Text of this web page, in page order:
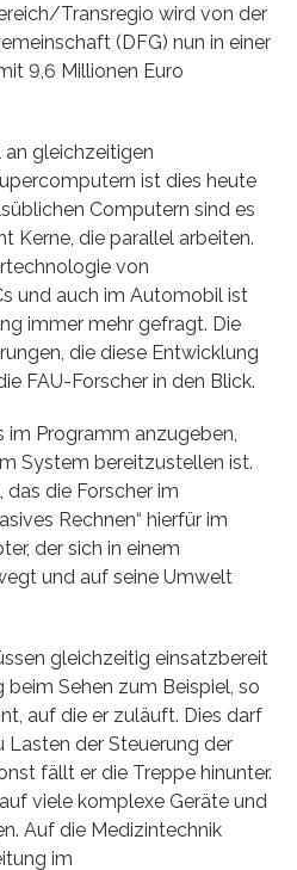
Transregio wird von der
(DFG) nun in einer
9,6 Millionen Euro
an gleichzeitigen
ist dies heute
Computern sind es
Kerne, die parallel arbeiten.
von
und auch im Automobil ist
immer mehr gefragt. Die
die diese Entwicklung
FAU-Forscher in den Blick.
im Programm anzugeben,
System bereitzustellen ist.
das die Forscher im
Rechnen“ hierfür im
der sich in einem
und auf seine Umwelt
gleichzeitig einsatzbereit
beim Sehen zum Beispiel, so
auf die er zuläuft. Dies darf
Lasten der Steuerung der
fällt er die Treppe hinunter.
viele komplexe Geräte und
Auf die Medizintechnik
im